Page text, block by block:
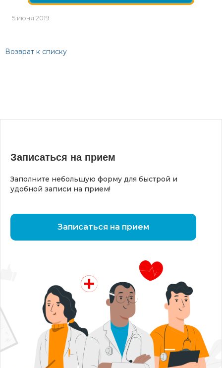
5 июня 2019
Возврат к списку
Записаться на прием
Заполните небольшую форму для быстрой и
удобной записи на прием!
Записаться на прием